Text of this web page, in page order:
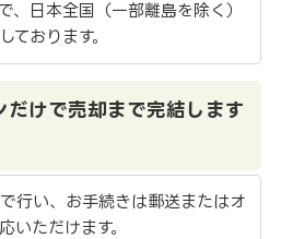
、日本全国（一部離島を除く）
ております。
だけで売却まで完結します
行い、お手続きは郵送またはオ
いただけます。